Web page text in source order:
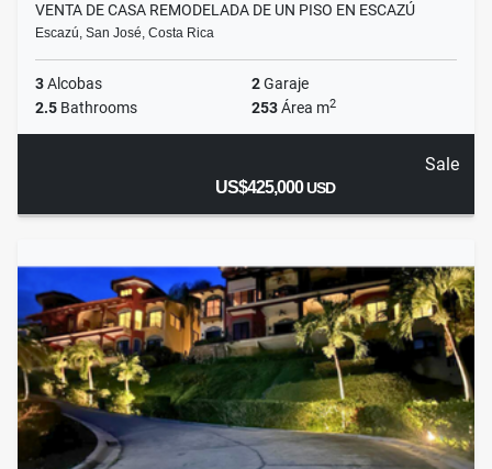
VENTA DE CASA REMODELADA DE UN PISO EN ESCAZÚ
Escazú, San José, Costa Rica
3Alcobas 2Garaje
2.5 Bathrooms 253Área m2
Sale
US$425,000USD